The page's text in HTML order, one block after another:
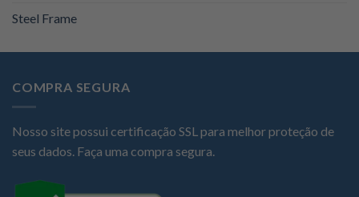
Steel Frame
COMPRA SEGURA
Nosso site possui certificação SSL para melhor proteção de
seus dados. Faça uma compra segura.